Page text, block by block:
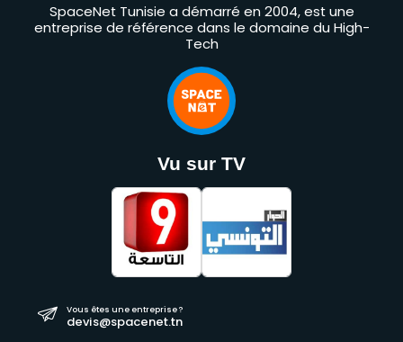
SpaceNet Tunisie a démarré en 2004, est une
entreprise de référence dans le domaine du High-
Tech
Vu sur TV
Vous êtes une entreprise ?
devis@spacenet.tn